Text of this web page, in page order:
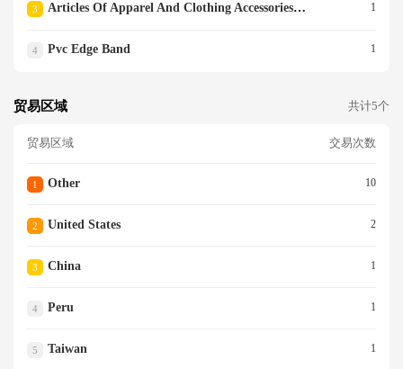
3 Articles Of Apparel And Clothing Accessories Of Furskin 1
4 Pvc Edge Band 1
贸易区域 共计5个
贸易区域 交易次数
1 Other 10
2 United States 2
3 China 1
4 Peru 1
5 Taiwan 1